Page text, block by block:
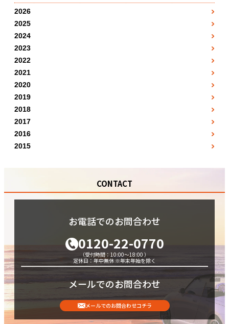
2026
●3月
●4月
●5月
●7月
●8月
2025
●1月
●2月
●3月
●4月
●5月
6月
7月
8月
2024
●1月
●2月
●3月
●4月
●5月
6月
7月
8月
10月
12月
2023
●1月
●2月
●3月
●4月
●5月
6月
7月
9月
11月
2022
●1月
●2月
●3月
●4月
●5月
6月
7月
●10月
2021
●7月
●8月
●9月
●10月
●11月
12月
2020
●5月
●12月
2019
●10月
●11月
●12月
2018
●1月
●2月
●3月
●9月
2017
●1月
●2月
●10月
2016
●5月
10月
12月
2015
11月
CONTACT
お電話でのお問合わせ
0120-22-0770
（受付時間：10:00～18:00 ）
定休日：年中無休 ※年末年始を除く
メールでのお問合わせ
メールでのお問合わせコチラ